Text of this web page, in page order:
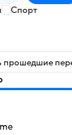
Спорт
прошедшие